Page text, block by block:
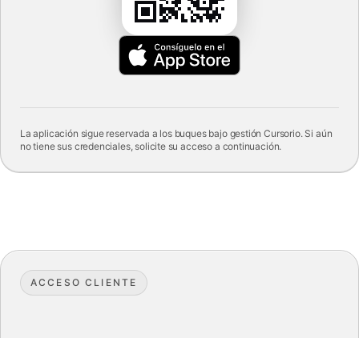
La aplicación sigue reservada a los buques bajo gestión Cursorio. Si aún
no tiene sus credenciales, solicite su acceso a continuación.
ACCESO CLIENTE